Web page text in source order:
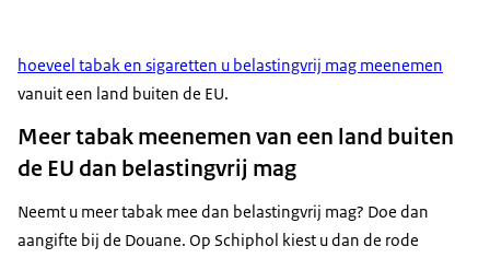
hoeveel tabak en sigaretten u belastingvrij mag meenemen
vanuit een land buiten de EU.
Meer tabak meenemen van een land buiten
de EU dan belastingvrij mag
Neemt u meer tabak mee dan belastingvrij mag? Doe dan
aangifte bij de Douane. Op Schiphol kiest u dan de rode